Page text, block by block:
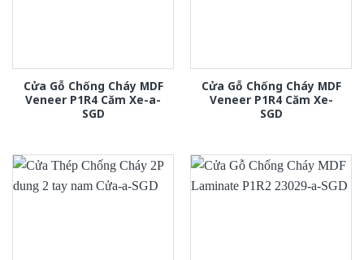
Cửa Gỗ Chống Cháy MDF
Veneer P1R4 Căm Xe-a-
SGD
Cửa Gỗ Chống Cháy MDF
Veneer P1R4 Căm Xe-
SGD